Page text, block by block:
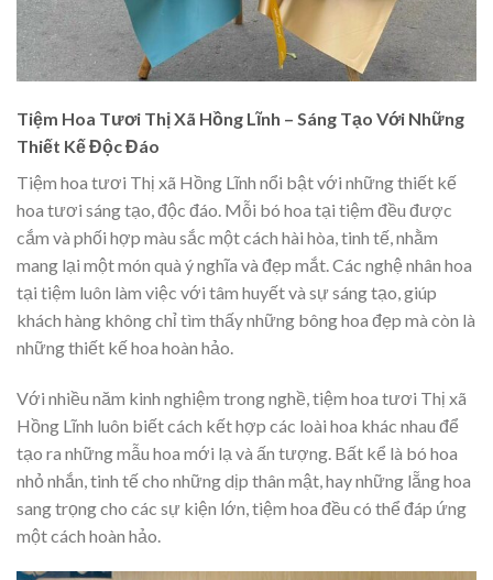
Tiệm Hoa Tươi Thị Xã Hồng Lĩnh – Sáng Tạo Với Những
Thiết Kế Độc Đáo
Tiệm hoa tươi Thị xã Hồng Lĩnh nổi bật với những thiết kế
hoa tươi sáng tạo, độc đáo. Mỗi bó hoa tại tiệm đều được
cắm và phối hợp màu sắc một cách hài hòa, tinh tế, nhằm
mang lại một món quà ý nghĩa và đẹp mắt. Các nghệ nhân hoa
tại tiệm luôn làm việc với tâm huyết và sự sáng tạo, giúp
khách hàng không chỉ tìm thấy những bông hoa đẹp mà còn là
những thiết kế hoa hoàn hảo.
Với nhiều năm kinh nghiệm trong nghề, tiệm hoa tươi Thị xã
Hồng Lĩnh luôn biết cách kết hợp các loài hoa khác nhau để
tạo ra những mẫu hoa mới lạ và ấn tượng. Bất kể là bó hoa
nhỏ nhắn, tinh tế cho những dịp thân mật, hay những lẵng hoa
sang trọng cho các sự kiện lớn, tiệm hoa đều có thể đáp ứng
một cách hoàn hảo.